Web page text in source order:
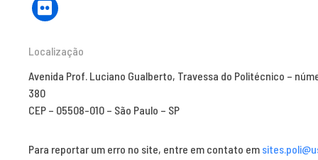
Localização
Avenida Prof. Luciano Gualberto, Travessa do Politécnico –
380
CEP – 05508-010 – São Paulo – SP
Para reportar um erro no site, entre em contato em